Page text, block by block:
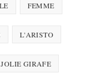
FEMME
L'ARISTO
GIRAFE